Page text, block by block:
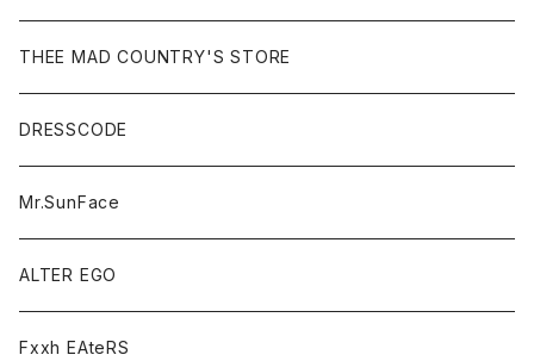
THEE MAD COUNTRY'S STORE
DRESSCODE
Mr.SunFace
ALTER EGO
Fxxh EAteRS